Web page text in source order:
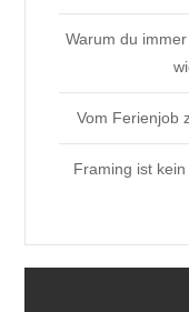
Warum du
Vom Ferienjob
Framing ist